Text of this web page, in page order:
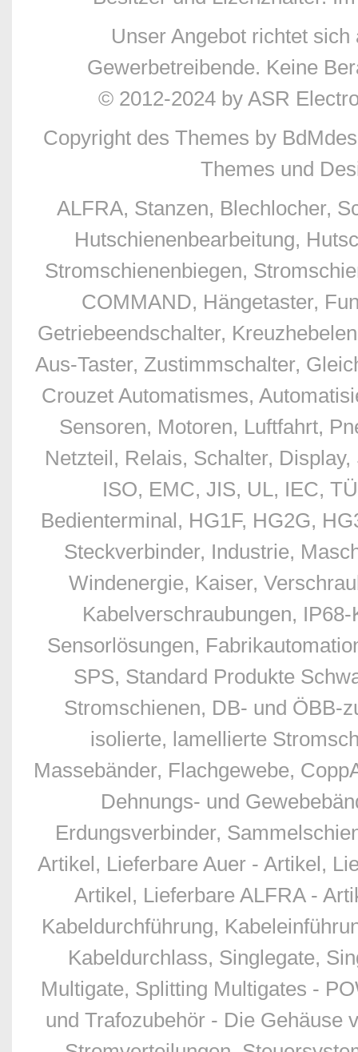
Unser Angebot richtet
Gewerbetreibende. Keine
© 2012-2024 by ASR
Copyright des Themes by
Themes und
ALFRA, Stanzen, Blechlocher,
Hutschienenbearbeitung,
Stromschienenbiegen,
COMMAND, Hängetaster,
Getriebeendschalter,
Aus-Taster, Zustimmschalter,
Crouzet Automatismes,
Sensoren, Motoren, Luftfahrt,
Netzteil, Relais, Schalter,
ISO, EMC, JIS, UL, IEC,
Bedienterminal, HG1F, HG2G,
Steckverbinder, Industrie,
Windenergie, Kaiser,
Kabelverschraubungen,
Sensorlösungen,
SPS, Standard Produkte
Stromschienen, DB- und ÖBB-
isolierte, lamellierte
Massebänder, Flachgewebe,
Dehnungs- und
Erdungsverbinder,
Artikel, Lieferbare Auer - Artikel,
Artikel, Lieferbare ALFRA -
Kabeldurchführung,
Kabeldurchlass, Singlegate,
Multigate, Splitting Multigates -
und Trafozubehör - Die Gehäuse